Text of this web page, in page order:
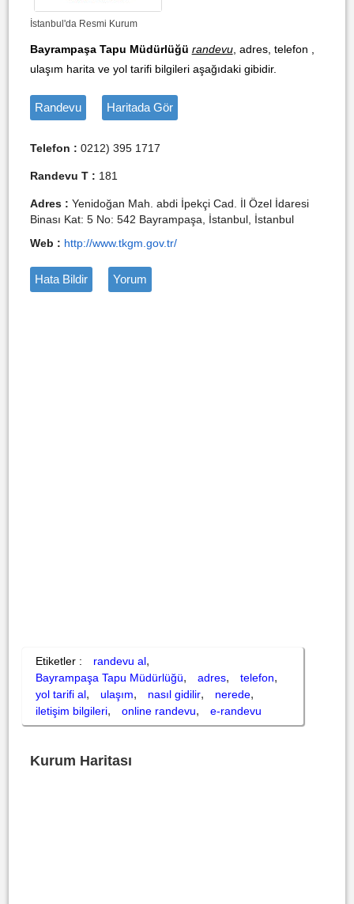
İstanbul'da Resmi Kurum
Bayrampaşa Tapu Müdürlüğü randevu, adres, telefon ,
ulaşım harita ve yol tarifi bilgileri aşağıdaki gibidir.
Randevu Haritada Gör
Telefon : 0212) 395 1717
Randevu T : 181
Adres : Yenidoğan Mah. abdi İpekçi Cad. İl Özel İdaresi
Binası Kat: 5 No: 542 Bayrampaşa, İstanbul, İstanbul
Web : http://www.tkgm.gov.tr/
Hata Bildir Yorum
Etiketler : randevu al,
Bayrampaşa Tapu Müdürlüğü, adres, telefon,
yol tarifi al, ulaşım, nasıl gidilir, nerede,
iletişim bilgileri, online randevu, e-randevu
Kurum Haritası